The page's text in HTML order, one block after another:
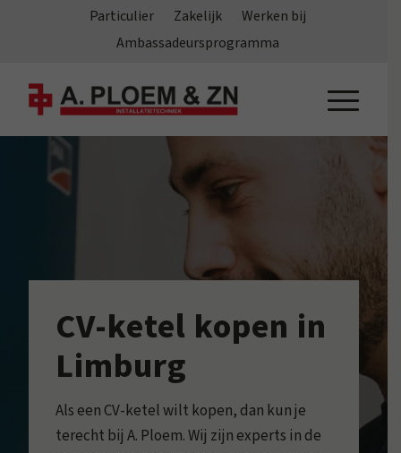
Particulier Zakelijk
Werken bij
Ambassadeursprogramma
CV-ketel kopen in
Limburg
Als een CV-ketel wilt kopen, dan kun je
terecht bij A. Ploem. Wij zijn experts in de